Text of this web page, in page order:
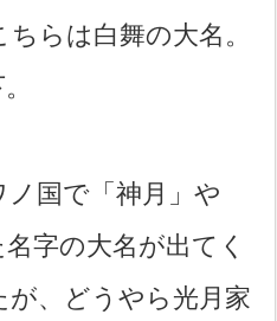
らは白舞の大名。
ノ国で「神月」や
字の大名が出てく
、どうやら光月家